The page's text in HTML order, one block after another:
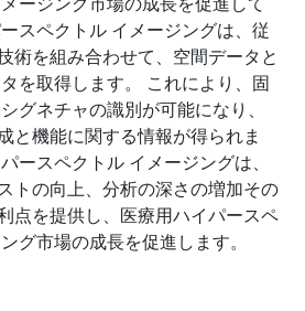
スペクトル イメージングは、従
術を組み合わせて、空間データと
を取得します。 これにより、固
グネチャの識別が可能になり、
と機能に関する情報が得られま
ースペクトル イメージングは、
トの向上、分析の深さの増加その
点を提供し、医療用ハイパースペ
グ市場の成長を促進します。